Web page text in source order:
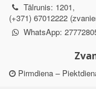
Tālrunis: 1201,
(+371) 67012222
WhatsApp:
Pirmdiena –